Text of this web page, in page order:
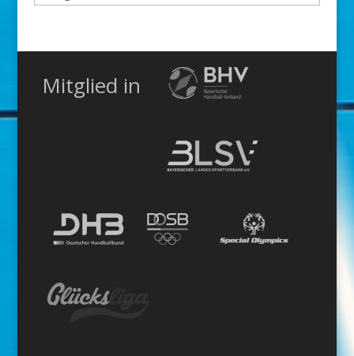
Kategorie
Mitglied in